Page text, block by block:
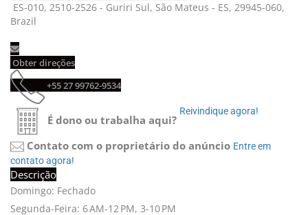
ES-010, 2510-2526 - Guriri Sul, São Mateus - ES, 29945-060,
Brazil
Obter direções
+55 27 99762-9534
É dono ou trabalha aqui?
Reivindique agora!
Contato com o proprietário do anúncio Entre em
contato agora!
Descrição
Domingo: Fechado
Segunda-Feira: 6 AM-12 PM, 3-10 PM